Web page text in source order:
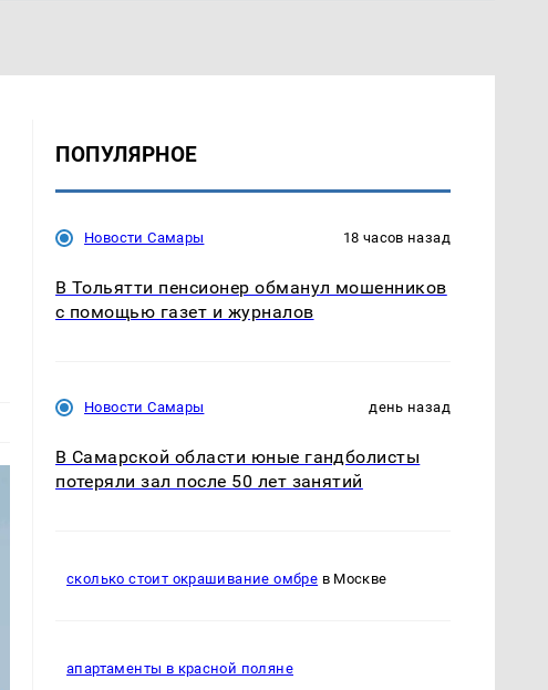
ПОПУЛЯРНОЕ
Новости Самары 18 часов назад
В Тольятти пенсионер обманул мошенников
с помощью газет и журналов
Новости Самары день назад
В Самарской области юные гандболисты
потеряли зал после 50 лет занятий
сколько стоит окрашивание омбре в Москве
апартаменты в красной поляне